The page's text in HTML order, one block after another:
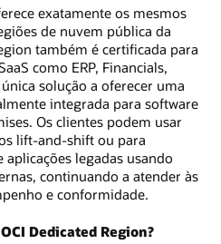
exatamente os mesmos
de nuvem pública da
também é certificada para
como ERP, Financials,
solução a oferecer uma
integrada para software
Os clientes podem usar
lift-and-shift ou para
legadas usando
continuando a atender às
e conformidade.
Dedicated Region?